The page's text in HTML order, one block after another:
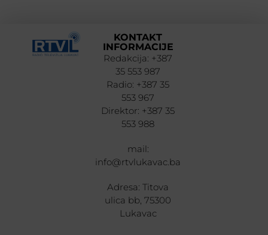
KONTAKT
INFORMACIJE
Redakcija: +387
35 553 987
Radio: +387 35
553 967
Direktor: +387 35
553 988
mail:
info@rtvlukavac.ba
Adresa: Titova
ulica bb, 75300
Lukavac